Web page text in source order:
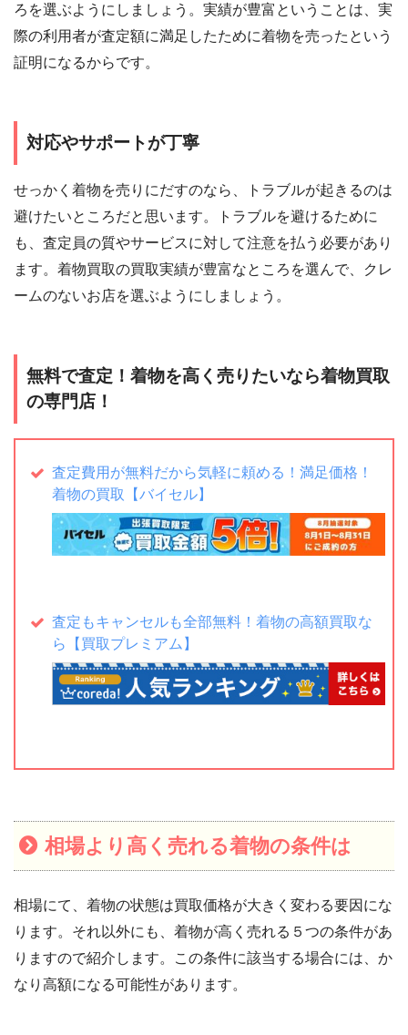
ろを選ぶようにしましょう。実績が豊富ということは、実
際の利用者が査定額に満足したために着物を売ったという
証明になるからです。
対応やサポートが丁寧
せっかく着物を売りにだすのなら、トラブルが起きるのは
避けたいところだと思います。トラブルを避けるために
も、査定員の質やサービスに対して注意を払う必要があり
ます。着物買取の買取実績が豊富なところを選んで、クレ
ームのないお店を選ぶようにしましょう。
無料で査定！着物を高く売りたいなら着物買取
の専門店！
査定費用が無料だから気軽に頼める！満足価格！
着物の買取【バイセル】
査定もキャンセルも全部無料！着物の高額買取な
ら【買取プレミアム】
相場より高く売れる着物の条件は
相場にて、着物の状態は買取価格が大きく変わる要因にな
ります。それ以外にも、着物が高く売れる５つの条件があ
りますので紹介します。この条件に該当する場合には、か
なり高額になる可能性があります。